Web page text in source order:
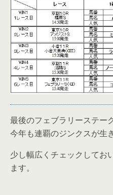
最後のフェブラリーステー
今年も連覇のジンクスが生
少し幅広くチェックしてお
ます。